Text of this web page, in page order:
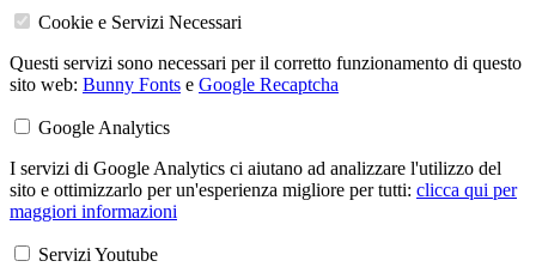
Cookie e Servizi Necessari
Questi servizi sono necessari per il corretto funzionamento di questo
sito web: Bunny Fonts e Google Recaptcha
Google Analytics
I servizi di Google Analytics ci aiutano ad analizzare l'utilizzo del
sito e ottimizzarlo per un'esperienza migliore per tutti: clicca qui per
maggiori informazioni
Servizi Youtube